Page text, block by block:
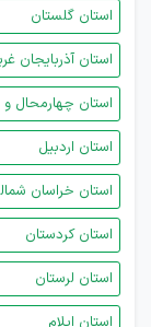
استان گلستان
استان آذربایجان
استان چهارمحال و
استان اردبیل
استان خراسان
استان کردستان
استان لرستان
استان ایلام